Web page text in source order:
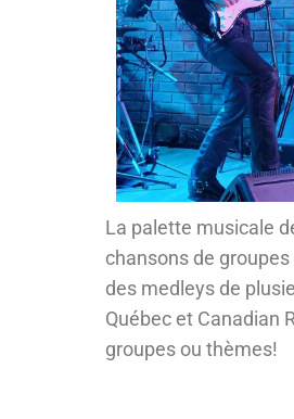
La palette musicale
chansons de
des medleys de
Québec et Canadian
groupes ou thèmes!